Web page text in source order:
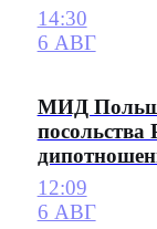
14:30
6 АВГ
МИД
12:09
6 АВГ